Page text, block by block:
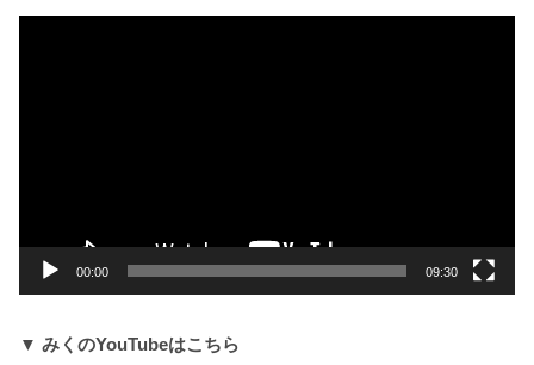
00:00 09:30
▼ みくのYouTubeはこちら